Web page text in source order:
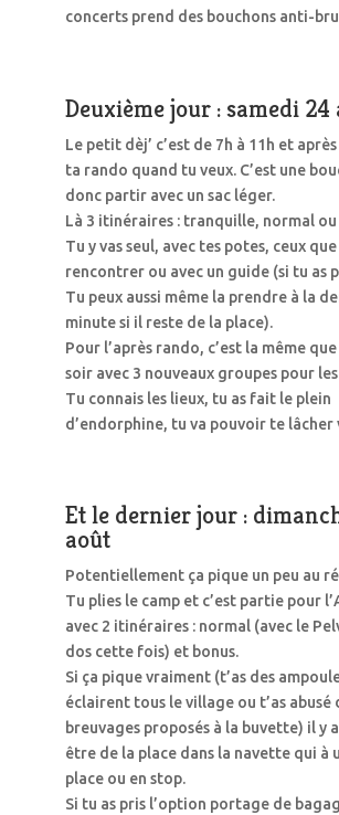
concerts prend des bouchons anti-
Deuxième jour : samedi 24
Le petit dèj’ c’est de 7h à 11h et
ta rando quand tu veux. C’est une
donc partir avec un sac léger.
Là 3 itinéraires : tranquille, normal ou
Tu y vas seul, avec tes potes, ceux
rencontrer ou avec un guide (si tu as
Tu peux aussi même la prendre à la
minute si il reste de la place).
Pour l’après rando, c’est la même
soir avec 3 nouveaux groupes pour
Tu connais les lieux, tu as fait le plein
d’endorphine, tu va pouvoir te lâcher
Et le dernier jour :
août
Potentiellement ça pique un peu au
Tu plies le camp et c’est partie pour
avec 2 itinéraires : normal (avec le
dos cette fois) et bonus.
Si ça pique vraiment (t’as des
éclairent tous le village ou t’as abusé
breuvages proposés à la buvette) il y
être de la place dans la navette qui à
place ou en stop.
Si tu as pris l’option portage de